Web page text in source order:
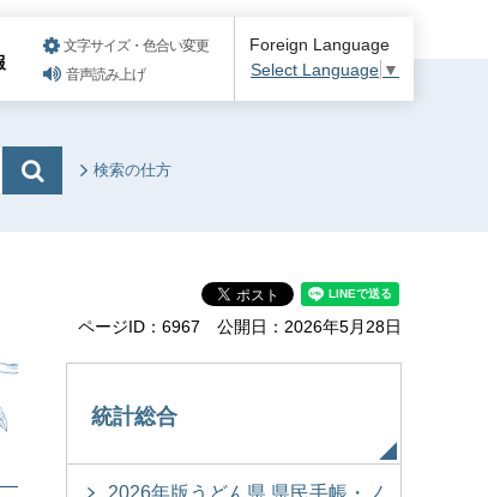
文字サイズ・色合い変更
音声読み上げ
Foreign Language
Select Language ▼
検索の仕方
ページID：6967 公開日：2026年5月28日
統計総合
2026年版うどん県 県民手帳・ノ